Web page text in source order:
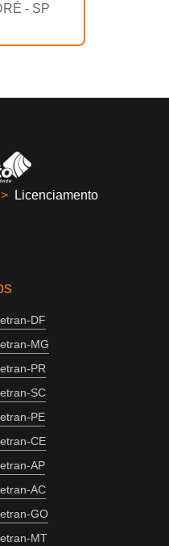
- SP
>
Licenciamento
DF
MG
PR
SC
PE
CE
AP
AC
GO
MT